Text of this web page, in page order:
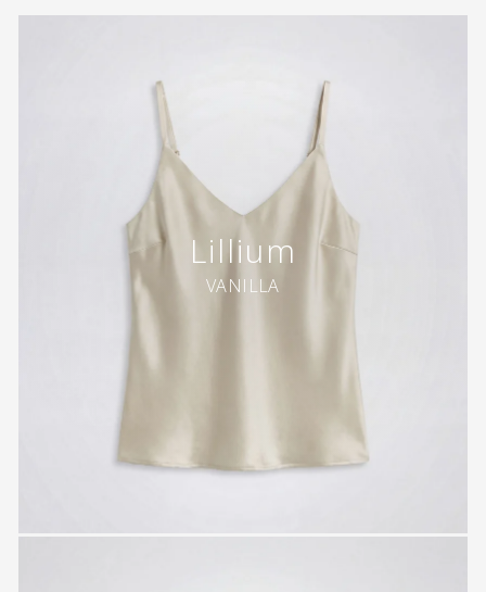
Lillium
VANILLA